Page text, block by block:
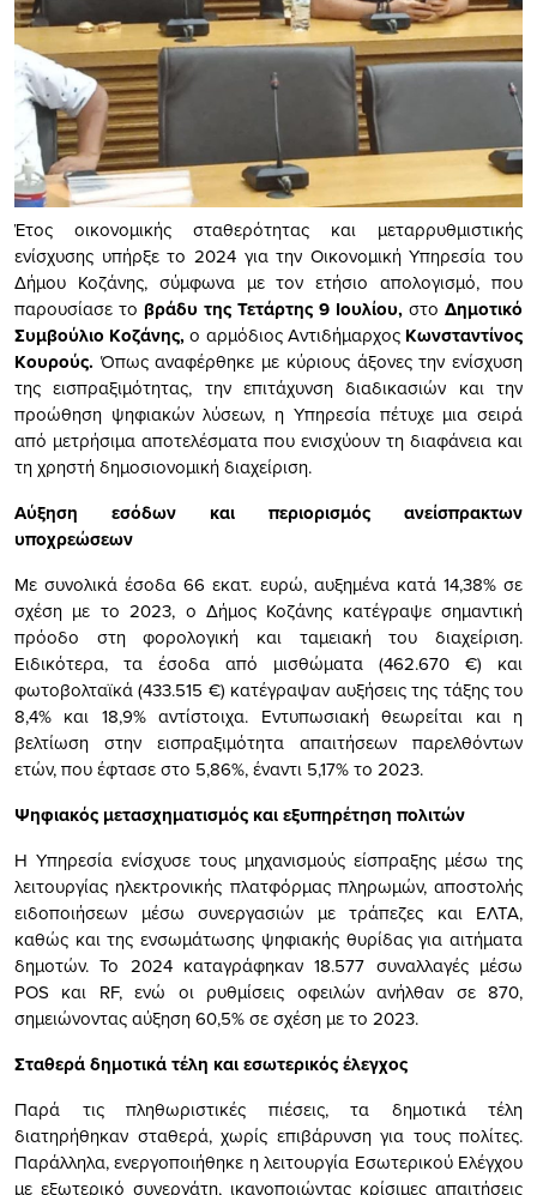
Έτος οικονομικής σταθερότητας και μεταρρυθμιστικής
ενίσχυσης υπήρξε το 2024 για την Οικονομική Υπηρεσία του
Δήμου Κοζάνης, σύμφωνα με τον ετήσιο απολογισμό, που
παρουσίασε το βράδυ της Τετάρτης 9 Ιουλίου, στο Δημοτικό
Συμβούλιο Κοζάνης,ο αρμόδιος ΑντιδήμαρχοςΚωνσταντίνος
Κουρούς. Όπως αναφέρθηκε με κύριους άξονες την ενίσχυση
της εισπραξιμότητας, την επιτάχυνση διαδικασιών και την
προώθηση ψηφιακών λύσεων, η Υπηρεσία πέτυχε μια σειρά
από μετρήσιμα αποτελέσματα που ενισχύουν τη διαφάνεια και
τη χρηστή δημοσιονομική διαχείριση.
Αύξηση εσόδων και περιορισμός ανείσπρακτων
υποχρεώσεων
Με συνολικά έσοδα 66 εκατ. ευρώ, αυξημένα κατά 14,38% σε
σχέση με το 2023, ο Δήμος Κοζάνης κατέγραψε σημαντική
πρόοδο στη φορολογική και ταμειακή του διαχείριση.
Ειδικότερα, τα έσοδα από μισθώματα (462.670 €) και
φωτοβολταϊκά (433.515 €) κατέγραψαν αυξήσεις της τάξης του
8,4% και 18,9% αντίστοιχα. Εντυπωσιακή θεωρείται και η
βελτίωση στην εισπραξιμότητα απαιτήσεων παρελθόντων
ετών, που έφτασε στο 5,86%, έναντι 5,17% το 2023.
Ψηφιακός μετασχηματισμός και εξυπηρέτηση πολιτών
Η Υπηρεσία ενίσχυσε τους μηχανισμούς είσπραξης μέσω της
λειτουργίας ηλεκτρονικής πλατφόρμας πληρωμών, αποστολής
ειδοποιήσεων μέσω συνεργασιών με τράπεζες και ΕΛΤΑ,
καθώς και της ενσωμάτωσης ψηφιακής θυρίδας για αιτήματα
δημοτών. Το 2024 καταγράφηκαν 18.577 συναλλαγές μέσω
POS και RF, ενώ οι ρυθμίσεις οφειλών ανήλθαν σε 870,
σημειώνοντας αύξηση 60,5% σε σχέση με το 2023.
Σταθερά δημοτικά τέλη και εσωτερικός έλεγχος
Παρά τις πληθωριστικές πιέσεις, τα δημοτικά τέλη
διατηρήθηκαν σταθερά, χωρίς επιβάρυνση για τους πολίτες.
Παράλληλα, ενεργοποιήθηκε η λειτουργία Εσωτερικού Ελέγχου
με εξωτερικό συνεργάτη, ικανοποιώντας κρίσιμες απαιτήσεις